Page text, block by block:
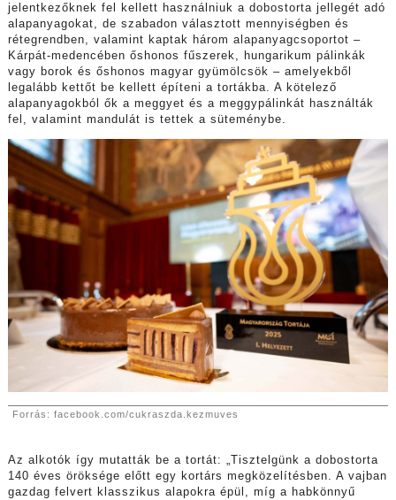
jelentkezőknek fel kellett használniuk a dobostorta jellegét adó
alapanyagokat, de szabadon választott mennyiségben és
rétegrendben, valamint kaptak három alapanyagcsoportot –
Kárpát-medencében őshonos fűszerek, hungarikum pálinkák
vagy borok és őshonos magyar gyümölcsök – amelyekből
legalább kettőt be kellett építeni a tortákba. A kötelező
alapanyagokból ők a meggyet és a meggypálinkát használták
fel, valamint mandulát is tettek a süteménybe.
Forrás: facebook.com/cukraszda.kezmuves
Az alkotók így mutatták be a tortát: „Tisztelgünk a dobostorta
140 éves öröksége előtt egy kortárs megközelítésben. A vajban
gazdag felvert klasszikus alapokra épül, míg a habkönnyű